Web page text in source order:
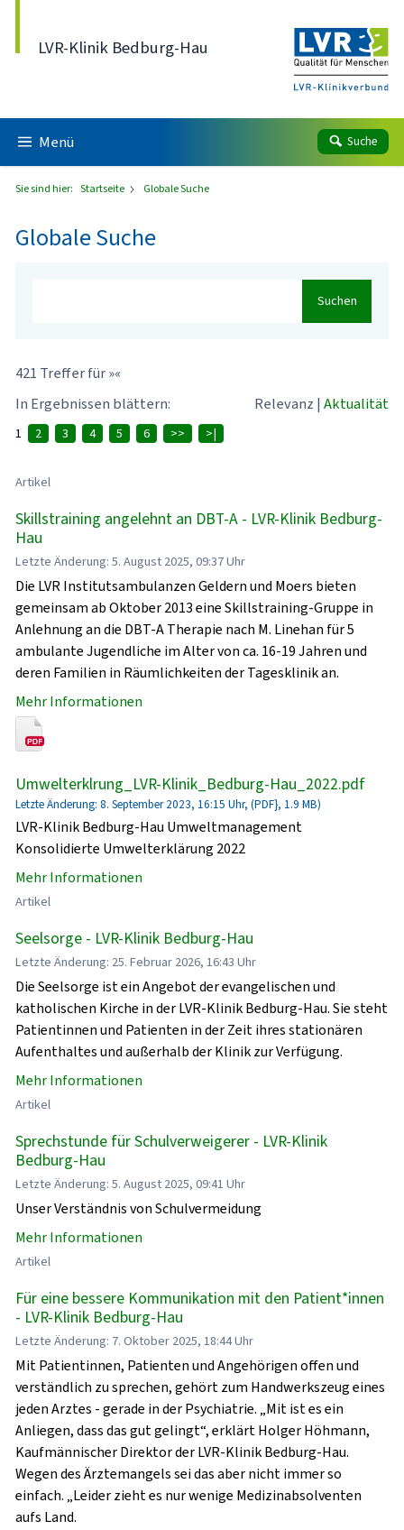
LVR-Klinik Bedburg-Hau
Menü Suche
Sie sind hier: Startseite Globale Suche
Globale Suche
Suchen
421 Treffer für »«
In Ergebnissen blättern:
Relevanz | Aktualität
1 2 3 4 5 6 >> >|
Artikel
Skillstraining angelehnt an DBT-A - LVR-Klinik Bedburg-
Hau
Letzte Änderung: 5. August 2025, 09:37 Uhr
Die LVR Institutsambulanzen Geldern und Moers bieten
gemeinsam ab Oktober 2013 eine Skillstraining-Gruppe in
Anlehnung an die DBT-A Therapie nach M. Linehan für 5
ambulante Jugendliche im Alter von ca. 16-19 Jahren und
deren Familien in Räumlichkeiten der Tagesklinik an.
Mehr Informationen
Umwelterklrung_LVR-Klinik_Bedburg-Hau_2022.pdf
Letzte Änderung: 8. September 2023, 16:15 Uhr, (PDF}, 1.9 MB)
LVR-Klinik Bedburg-Hau Umweltmanagement
Konsolidierte Umwelterklärung 2022
Mehr Informationen
Artikel
Seelsorge - LVR-Klinik Bedburg-Hau
Letzte Änderung: 25. Februar 2026, 16:43 Uhr
Die Seelsorge ist ein Angebot der evangelischen und
katholischen Kirche in der LVR-Klinik Bedburg-Hau. Sie steht
Patientinnen und Patienten in der Zeit ihres stationären
Aufenthaltes und außerhalb der Klinik zur Verfügung.
Mehr Informationen
Artikel
Sprechstunde für Schulverweigerer - LVR-Klinik
Bedburg-Hau
Letzte Änderung: 5. August 2025, 09:41 Uhr
Unser Verständnis von Schulvermeidung
Mehr Informationen
Artikel
Für eine bessere Kommunikation mit den Patient*innen
- LVR-Klinik Bedburg-Hau
Letzte Änderung: 7. Oktober 2025, 18:44 Uhr
Mit Patientinnen, Patienten und Angehörigen offen und
verständlich zu sprechen, gehört zum Handwerkszeug eines
jeden Arztes - gerade in der Psychiatrie. „Mit ist es ein
Anliegen, dass das gut gelingt“, erklärt Holger Höhmann,
Kaufmännischer Direktor der LVR-Klinik Bedburg-Hau.
Wegen des Ärztemangels sei das aber nicht immer so
einfach. „Leider zieht es nur wenige Medizinabsolventen
aufs Land.